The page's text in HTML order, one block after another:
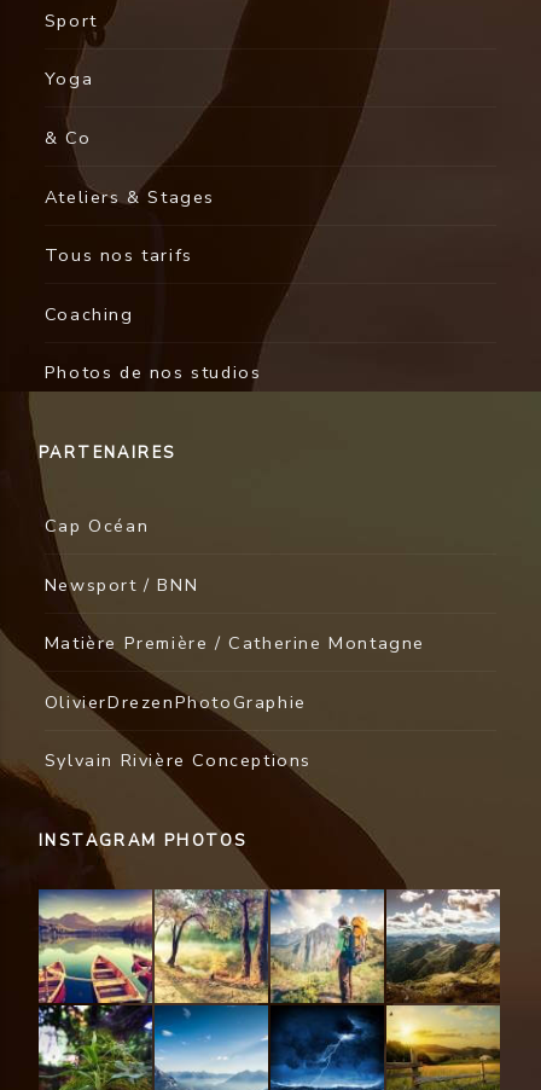
Sport
Yoga
& Co
Ateliers & Stages
Tous nos tarifs
Coaching
Photos de nos studios
PARTENAIRES
Cap Océan
Newsport / BNN
Matière Première / Catherine Montagne
OlivierDrezenPhotoGraphie
Sylvain Rivière Conceptions
INSTAGRAM PHOTOS